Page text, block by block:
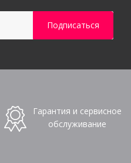
Гарантия и сервисное
обслуживание